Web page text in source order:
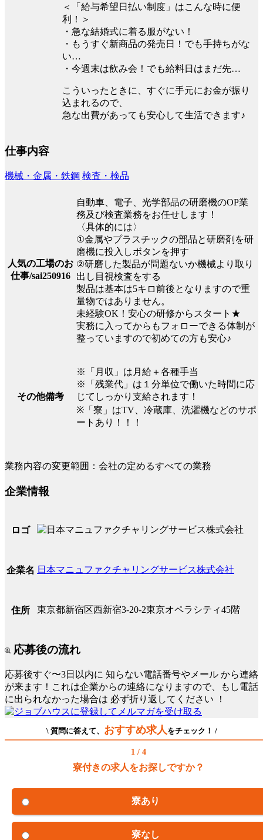
＜「給与希望日払い制度」はこんな時に便
利！＞
・急な結婚式に着る服がない！
・もうすぐ新商品の発売日！でも手持ちがな
い…
・今週末は飲み会！でも給料日はまだ先…
こういったときに、すぐに手元にお金が振り
込まれるので、
急な出費があっても安心して生活できます♪
仕事内容
機械・金属・鉄鋼 検査・検品
人気の工場のお
仕事/sai250916
自動車、電子、光学部品の研磨機のOP業
務及び検査業務をお任せします！
〈具体的には〉
①金属やプラスチックの部品と研磨剤を研
磨機に投入しボタンを押す
②研磨した製品が問題ないか機械より取り
出し目視検査をする
製品は基本は5キロ前後となりますので重
量物ではありません。
未経験OK！安心の研修からスタート★
実務に入ってからもフォローできる体制が
整っていますので初めての方も安心♪
その他備考
※「月収」は月給＋各種手当
※「残業代」は１分単位で働いた時間に応
じてしっかり支給されます！
※「寮」はTV、冷蔵庫、洗濯機などのサポ
ートあり！！！
業務内容の変更範囲：会社の定めるすべての業務
企業情報
ロゴ
企業名 日本マニュファクチャリングサービス株式会社
住所 東京都新宿区西新宿3-20-2東京オペラシティ45階
応募後の流れ
応募後すぐ〜3日以内に 知らない電話番号やメール から連絡
が来ます！これは企業からの連絡になりますので、もし電話
に出られなかった場合は 必ず折り返してください ！
\ 質問に答えて、 おすすめ求人 をチェック！ /
1 / 4
寮付きの求人をお探しですか？
寮あり
寮なし